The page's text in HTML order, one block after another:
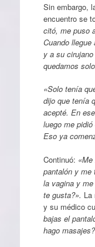
Sin embargo,
encuentro se
citó, me puso
Cuando
y a su
quedamos
«Solo tenía
dijo que tenía
acepté. En
luego me
Eso ya
Continuó:
pantalón y me
la vagina y me
te gusta?». La
y su médico
bajas el
hago